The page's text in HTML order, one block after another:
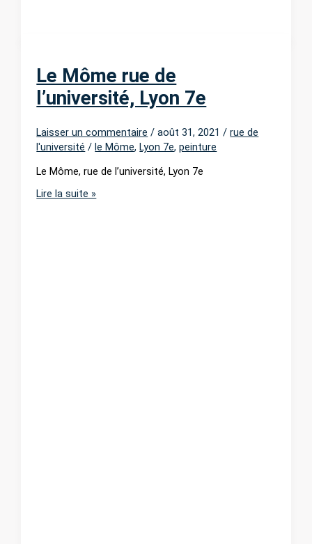
Le Môme rue de
l’université, Lyon 7e
Laisser un commentaire /août 31, 2021/rue de
l'université /le Môme,Lyon 7e,peinture
Le Môme, rue de l’université, Lyon 7e
Le
Lire la suite »